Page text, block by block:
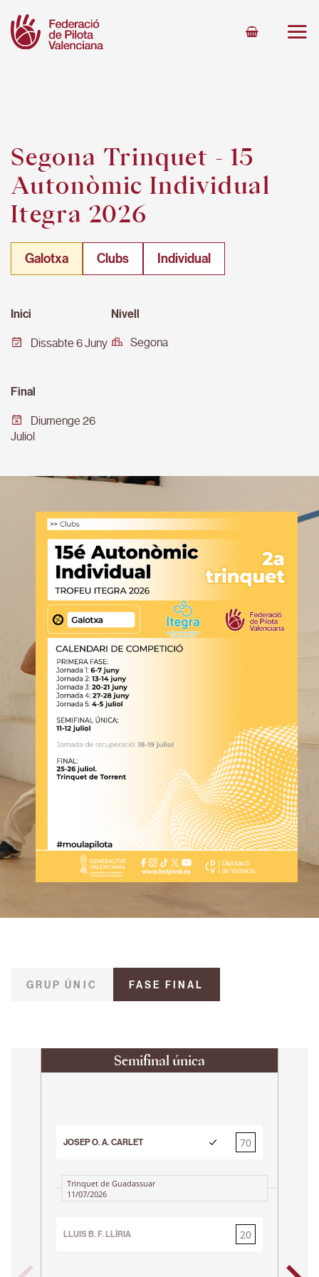
content
Segona Trinquet - 15
Autonòmic Individual
Itegra 2026
Galotxa Clubs Individual
Inici
Dissabte 6 Juny
Nivell
Segona
Final
Diumenge 26
Juliol
GRUP ÚNIC FASE FINAL
Semifinal única
JOSEP O. A. CARLET
70
20
LLUIS B. F. LLÍRIA
20
70
Trinquet de Guadassuar
11/07/2026